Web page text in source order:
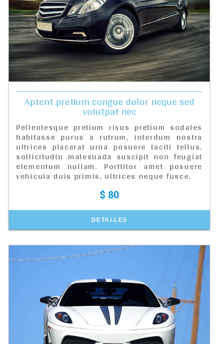
Aptent pretium congue dolor neque sed
volutpat nec
Pellentesque pretium risus pretium sodales
habitasse purus a rutrum, interdum nostra
ultrices placerat urna posuere taciti tellus,
sollicitudin malesuada suscipit non feugiat
elementum nullam. Porttitor amet posuere
vehicula duis primis, ultrices neque fusce.
$ 80
DETALLES